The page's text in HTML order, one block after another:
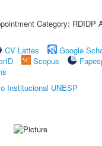
Category: RDIDP
CV Lattes
Google
Scopus
Institucional UNESP